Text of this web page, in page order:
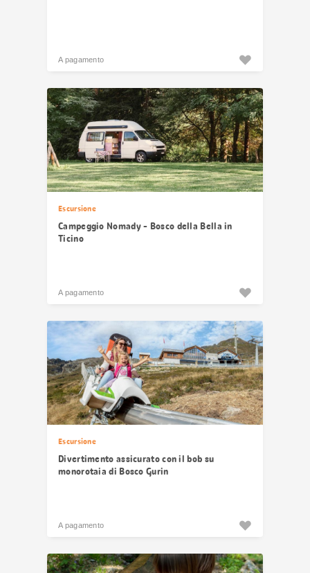
A pagamento
Escursione
Campeggio Nomady - Bosco della Bella in
Ticino
A pagamento
Escursione
Divertimento assicurato con il bob su
monorotaia di Bosco Gurin
A pagamento